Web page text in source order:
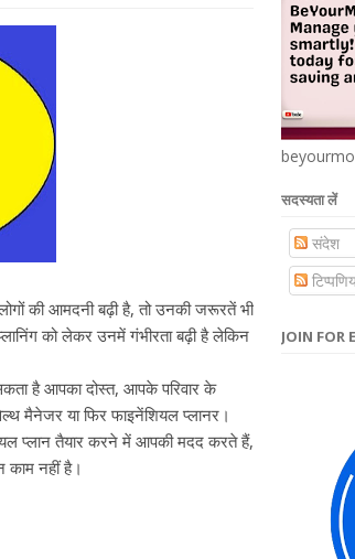
की आमदनी बढ़ी है, तो उनकी जरूरतें भी
को लेकर उनमें गंभीरता बढ़ी है लेकिन
है आपका दोस्त, आपके परिवार के
मैनेजर या फिर फाइनेंशियल प्लानर।
प्लान तैयार करने में आपकी मदद करते हैं,
काम नहीं है।
सदस्यता लें
संदेश
JOIN FOR